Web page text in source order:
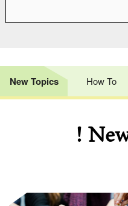
New Topics How To
!